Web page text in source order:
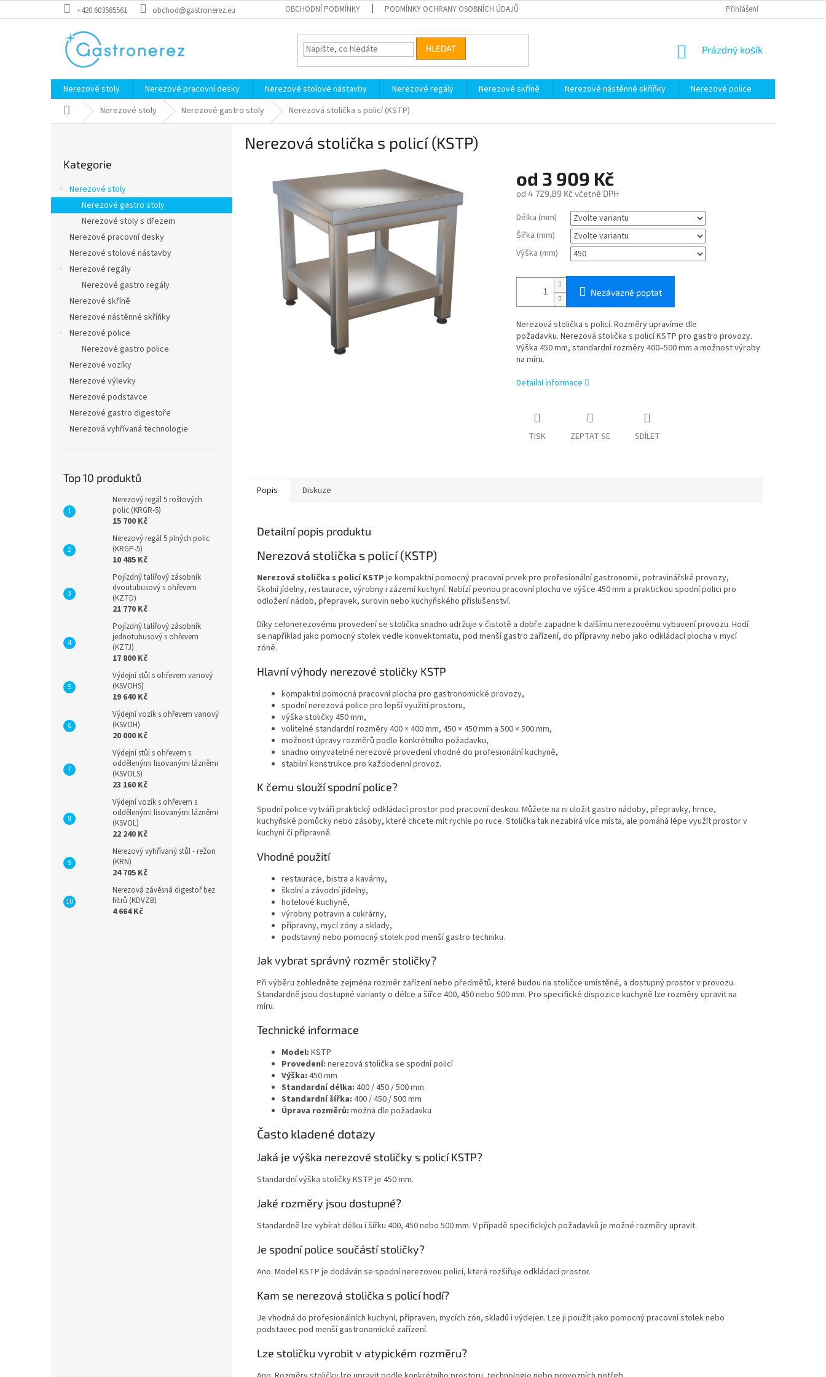
na
+420 603585561 obchod@gastronerez.eu OBCHODNÍ PODMÍNKY PODMÍNKY OCHRANY OSOBNÍCH ÚDAJŮ Přihlášení
HLEDAT
NÁKUPNÍ
Prázdný košík
Nerezové stoly Nerezové pracovní desky Nerezové stolové nástavby Nerezové regály Nerezové skříně Nerezové nástěnné skříňky Nerezové police
Domů Nerezové stoly Nerezové gastro stoly Nerezová stolička s policí (KSTP)
a
n
kategorie
Kategorie
Nerezové stoly
Nerezové gastro stoly
Nerezové stoly s dřezem
Nerezové pracovní desky
Nerezové stolové nástavby
Nerezové regály
Nerezové gastro regály
Nerezové skříně
Nerezové nástěnné skříňky
Nerezové police
Nerezové gastro police
Nerezové vozíky
Nerezové výlevky
Nerezové podstavce
Nerezové gastro digestoře
Nerezová vyhřívaná technologie
Top 10 produktů
Nerezový regál 5 roštových
polic (KRGR-5)
15 700 Kč
Nerezový regál 5 plných polic
(KRGP-5)
10 485 Kč
Pojízdný talířový zásobník
dvoutubusový s ohřevem
(KZTD)
21 770 Kč
Pojízdný talířový zásobník
jednotubusový s ohřevem
(KZTJ)
17 800 Kč
Výdejní stůl s ohřevem vanový
(KSVOHS)
19 640 Kč
Výdejní vozík s ohřevem vanový
(KSVOH)
20 000 Kč
Výdejní stůl s ohřevem s
oddělenými lisovanými lázněmi
(KSVOLS)
23 160 Kč
Výdejní vozík s ohřevem s
oddělenými lisovanými lázněmi
(KSVOL)
22 240 Kč
Nerezový vyhřívaný stůl - režon
(KRN)
24 705 Kč
Nerezová závěsná digestoř bez
filtrů (KDVZB)
4 664 Kč
Nerezová stolička s policí (KSTP)
od 3 909 Kč
od 4 729,89 Kčvčetně DPH
Měrná
cena:
Délka (mm)
Šířka (mm)
Výška (mm)
Nezávazně poptat
Nerezová stolička s policí. Rozměry upravíme dle
požadavku. Nerezová stolička s policí KSTP pro gastro provozy.
Výška 450 mm, standardní rozměry 400–500 mm a možnost výroby
na míru.
Detailní informace
TISK ZEPTAT SE SDÍLET
Popis Diskuze
Detailní popis produktu
Nerezová stolička s policí (KSTP)
Nerezová stolička s policí KSTP je kompaktní pomocný pracovní prvek pro profesionální gastronomii, potravinářské provozy,
školní jídelny, restaurace, výrobny i zázemí kuchyní. Nabízí pevnou pracovní plochu ve výšce 450 mm a praktickou spodní polici pro
odložení nádob, přepravek, surovin nebo kuchyňského příslušenství.
Díky celonerezovému provedení se stolička snadno udržuje v čistotě a dobře zapadne k dalšímu nerezovému vybavení provozu. Hodí
se například jako pomocný stolek vedle konvektomatu, pod menší gastro zařízení, do přípravny nebo jako odkládací plocha v mycí
zóně.
Hlavní výhody nerezové stoličky KSTP
kompaktní pomocná pracovní plocha pro gastronomické provozy,
spodní nerezová police pro lepší využití prostoru,
výška stoličky 450 mm,
volitelné standardní rozměry 400 × 400 mm, 450 × 450 mm a 500 × 500 mm,
možnost úpravy rozměrů podle konkrétního požadavku,
snadno omyvatelné nerezové provedení vhodné do profesionální kuchyně,
stabilní konstrukce pro každodenní provoz.
K čemu slouží spodní police?
Spodní police vytváří praktický odkládací prostor pod pracovní deskou. Můžete na ni uložit gastro nádoby, přepravky, hrnce,
kuchyňské pomůcky nebo zásoby, které chcete mít rychle po ruce. Stolička tak nezabírá více místa, ale pomáhá lépe využít prostor v
kuchyni či přípravně.
Vhodné použití
restaurace, bistra a kavárny,
školní a závodní jídelny,
hotelové kuchyně,
výrobny potravin a cukrárny,
přípravny, mycí zóny a sklady,
podstavný nebo pomocný stolek pod menší gastro techniku.
Jak vybrat správný rozměr stoličky?
Při výběru zohledněte zejména rozměr zařízení nebo předmětů, které budou na stoličce umístěné, a dostupný prostor v provozu.
Standardně jsou dostupné varianty o délce a šířce 400, 450 nebo 500 mm. Pro specifické dispozice kuchyně lze rozměry upravit na
míru.
Technické informace
Model: KSTP
Provedení: nerezová stolička se spodní policí
Výška: 450 mm
Standardní délka: 400 / 450 / 500 mm
Standardní šířka: 400 / 450 / 500 mm
Úprava rozměrů: možná dle požadavku
Často kladené dotazy
Jaká je výška nerezové stoličky s policí KSTP?
Standardní výška stoličky KSTP je 450 mm.
Jaké rozměry jsou dostupné?
Standardně lze vybírat délku i šířku 400, 450 nebo 500 mm. V případě specifických požadavků je možné rozměry upravit.
Je spodní police součástí stoličky?
Ano. Model KSTP je dodáván se spodní nerezovou policí, která rozšiřuje odkládací prostor.
Kam se nerezová stolička s policí hodí?
Je vhodná do profesionálních kuchyní, přípraven, mycích zón, skladů i výdejen. Lze ji použít jako pomocný pracovní stolek nebo
podstavec pod menší gastronomické zařízení.
Lze stoličku vyrobit v atypickém rozměru?